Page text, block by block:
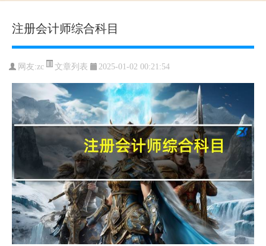
注册会计师综合科目
网友:zc 文章列表 2025-01-02 00:21:54